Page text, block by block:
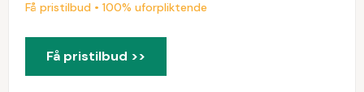
Få pristilbud • 100% uforpliktende
Få pristilbud >>